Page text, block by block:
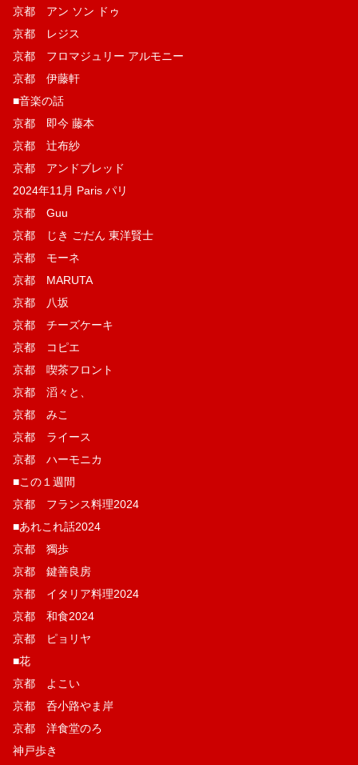
京都 アン ソン ドゥ
京都 レジス
京都 フロマジュリー アルモニー
京都 伊藤軒
■音楽の話
京都 即今 藤本
京都 辻布紗
京都 アンドブレッド
2024年11月 Paris パリ
京都 Guu
京都 じき ごだん 東洋賢士
京都 モーネ
京都 MARUTA
京都 八坂
京都 チーズケーキ
京都 コピエ
京都 喫茶フロント
京都 滔々と、
京都 みこ
京都 ライース
京都 ハーモニカ
■この１週間
京都 フランス料理2024
■あれこれ話2024
京都 獨歩
京都 鍵善良房
京都 イタリア料理2024
京都 和食2024
京都 ピョリヤ
■花
京都 よこい
京都 呑小路やま岸
京都 洋食堂のろ
神戸歩き